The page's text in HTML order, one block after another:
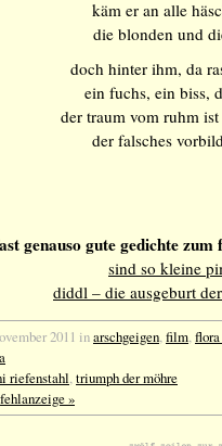
käm er an alle
die blonden und
doch hinter ihm, da
ein fuchs, ein biss,
der traum vom ruhm
der falsches
genauso gute gedichte
sind so kleine
diddl – die ausgeburt
2011 inarschgeigen,film,flora
riefenstahl,triumph der möhre
fehlanzeige »